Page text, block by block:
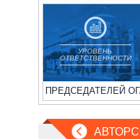
УРОВЕНЬ
ОТВЕТСТВЕННОСТИ
ПРЕДСЕДАТЕЛЕЙ